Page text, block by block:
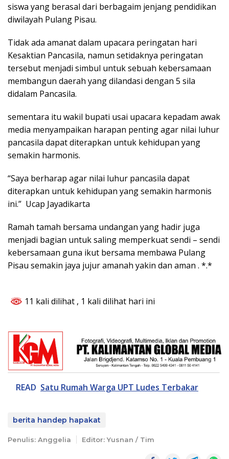
siswa yang berasal dari berbagaim jenjang pendidikan
diwilayah Pulang Pisau.
Tidak ada amanat dalam upacara peringatan hari
Kesaktian Pancasila, namun setidaknya peringatan
tersebut menjadi simbul untuk sebuah kebersamaan
membangun daerah yang dilandasi dengan 5 sila
didalam Pancasila.
sementara itu wakil bupati usai upacara kepadam awak
media menyampaikan harapan penting agar nilai luhur
pancasila dapat diterapkan untuk kehidupan yang
semakin harmonis.
“Saya berharap agar nilai luhur pancasila dapat
diterapkan untuk kehidupan yang semakin harmonis
ini.” Ucap Jayadikarta
Ramah tamah bersama undangan yang hadir juga
menjadi bagian untuk saling memperkuat sendi – sendi
kebersamaan guna ikut bersama membawa Pulang
Pisau semakin jaya jujur amanah yakin dan aman . *.*
11 kali dilihat , 1 kali dilihat hari ini
READ Satu Rumah Warga UPT Ludes Terbakar
berita handep hapakat
Penulis: Anggelia Editor: Yusnan / Tim